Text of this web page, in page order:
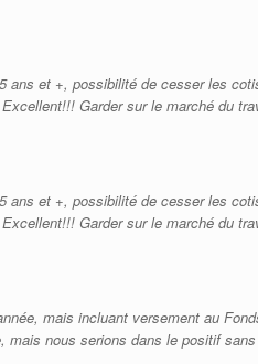
ans et +, possibilité de cesser les
Garder sur le marché du
ans et +, possibilité de cesser les
Garder sur le marché du
mais incluant versement au
nous serions dans le positif